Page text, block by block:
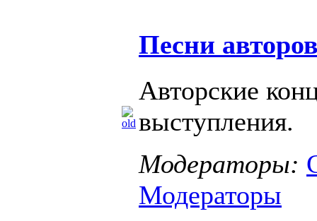
Песни
Авторские
выступления.
Модераторы:
Модераторы